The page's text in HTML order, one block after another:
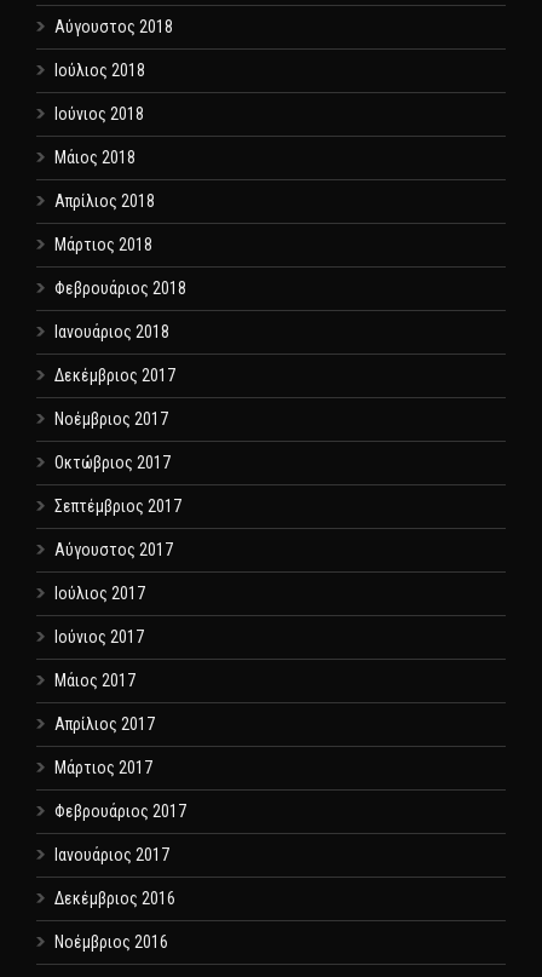
Αύγουστος 2018
Ιούλιος 2018
Ιούνιος 2018
Μάιος 2018
Απρίλιος 2018
Μάρτιος 2018
Φεβρουάριος 2018
Ιανουάριος 2018
Δεκέμβριος 2017
Νοέμβριος 2017
Οκτώβριος 2017
Σεπτέμβριος 2017
Αύγουστος 2017
Ιούλιος 2017
Ιούνιος 2017
Μάιος 2017
Απρίλιος 2017
Μάρτιος 2017
Φεβρουάριος 2017
Ιανουάριος 2017
Δεκέμβριος 2016
Νοέμβριος 2016